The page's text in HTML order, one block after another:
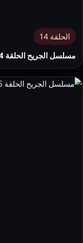
الحلقة 14
مسلسل الجريح الحلقة 14 الرابعة عشر HD